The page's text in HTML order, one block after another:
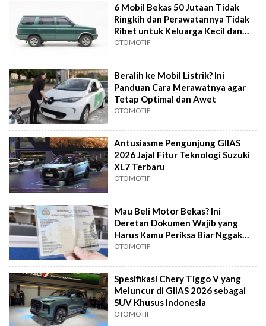
6 Mobil Bekas 50 Jutaan Tidak
Ringkih dan Perawatannya Tidak
Ribet untuk Keluarga Kecil dan
Besar
OTOMOTIF
Beralih ke Mobil Listrik? Ini
Panduan Cara Merawatnya agar
Tetap Optimal dan Awet
OTOMOTIF
Antusiasme Pengunjung GIIAS
2026 Jajal Fitur Teknologi Suzuki
XL7 Terbaru
OTOMOTIF
Mau Beli Motor Bekas? Ini
Deretan Dokumen Wajib yang
Harus Kamu Periksa Biar Nggak
Ketipu
OTOMOTIF
Spesifikasi Chery Tiggo V yang
Meluncur di GIIAS 2026 sebagai
SUV Khusus Indonesia
OTOMOTIF